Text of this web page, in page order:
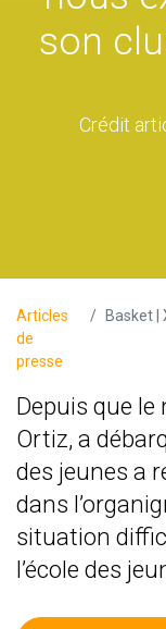
son
Crédit
Articles
de
presse
Basket | Xavier
Depuis que
Ortiz, a
des jeunes a
dans
situation
l’école des